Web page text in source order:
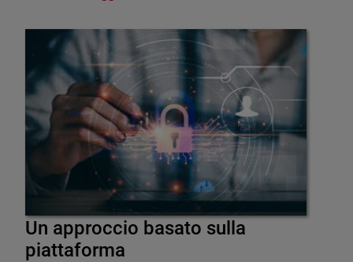
Un approccio basato sulla
piattaforma